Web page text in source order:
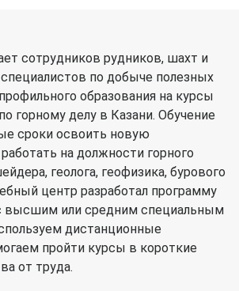
сотрудников рудников, шахт и
по добыче полезных
образования на курсы
горному делу в Казани. Обучение
сроки освоить новую
на должности горного
геолога, геофизика, бурового
центр разработал программу
высшим или средним специальным
дистанционные
пройти курсы в короткие
от труда.